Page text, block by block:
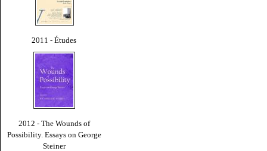
2011 - Études
2012 - The Wounds of
Possibility. Essays on George
Steiner